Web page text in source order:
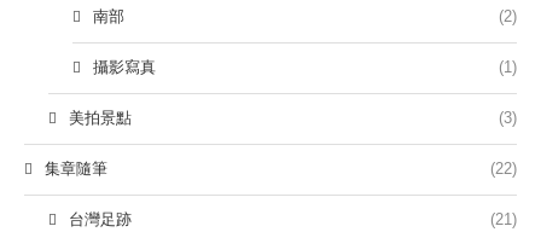
南部 (2)
攝影寫真 (1)
美拍景點 (3)
集章隨筆 (22)
台灣足跡 (21)